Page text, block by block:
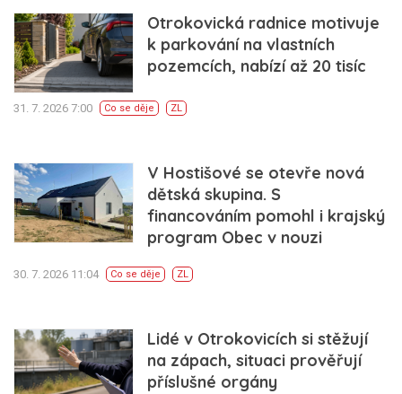
Otrokovická radnice motivuje
k parkování na vlastních
pozemcích, nabízí až 20 tisíc
31. 7. 2026 7:00 Co se děje ZL
V Hostišové se otevře nová
dětská skupina. S
financováním pomohl i krajský
program Obec v nouzi
30. 7. 2026 11:04 Co se děje ZL
Lidé v Otrokovicích si stěžují
na zápach, situaci prověřují
příslušné orgány